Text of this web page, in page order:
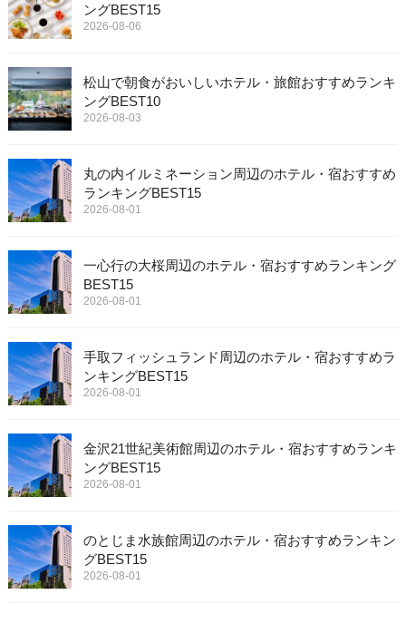
ングBEST15
2026-08-06
松山で朝食がおいしいホテル・旅館おすすめランキ
ングBEST10
2026-08-03
丸の内イルミネーション周辺のホテル・宿おすすめ
ランキングBEST15
2026-08-01
一心行の大桜周辺のホテル・宿おすすめランキング
BEST15
2026-08-01
手取フィッシュランド周辺のホテル・宿おすすめラ
ンキングBEST15
2026-08-01
金沢21世紀美術館周辺のホテル・宿おすすめランキ
ングBEST15
2026-08-01
のとじま水族館周辺のホテル・宿おすすめランキン
グBEST15
2026-08-01